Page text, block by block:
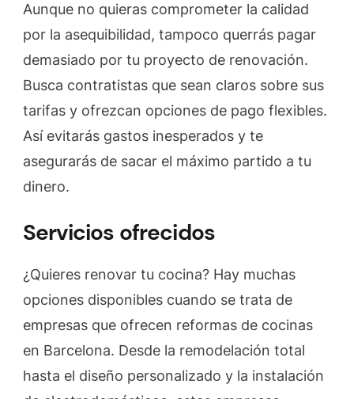
Aunque no quieras comprometer la calidad
por la asequibilidad, tampoco querrás pagar
demasiado por tu proyecto de renovación.
Busca contratistas que sean claros sobre sus
tarifas y ofrezcan opciones de pago flexibles.
Así evitarás gastos inesperados y te
asegurarás de sacar el máximo partido a tu
dinero.
Servicios ofrecidos
¿Quieres renovar tu cocina? Hay muchas
opciones disponibles cuando se trata de
empresas que ofrecen reformas de cocinas
en Barcelona. Desde la remodelación total
hasta el diseño personalizado y la instalación